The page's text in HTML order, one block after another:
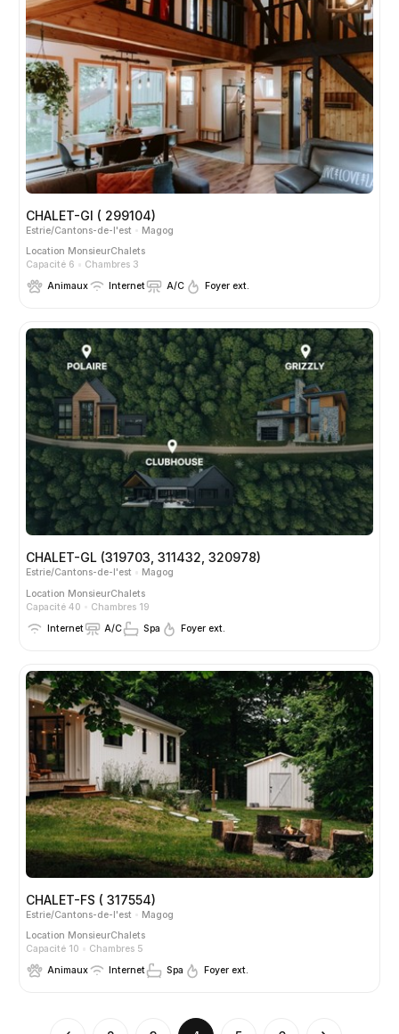
CHALET-GI ( 299104)
Estrie/Cantons-de-l'est
Magog
Location MonsieurChalets
Capacité 6
Chambres 3
Animaux
Internet A/C Foyer ext.
CHALET-GL (319703, 311432, 320978)
Estrie/Cantons-de-l'est
Magog
Location MonsieurChalets
Capacité 40
Chambres 19
Internet
A/C Spa Foyer ext.
CHALET-FS ( 317554)
Estrie/Cantons-de-l'est
Magog
Location MonsieurChalets
Capacité 10
Chambres 5
Animaux
Internet Spa Foyer ext.